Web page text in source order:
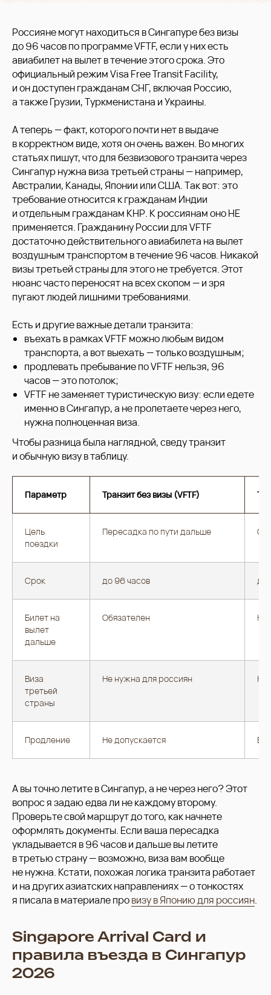
Россияне могут находиться в Сингапуре без визы
до 96 часов по программе VFTF, если у них есть
авиабилет на вылет в течение этого срока. Это
официальный режим Visa Free Transit Facility,
и он доступен гражданам СНГ, включая Россию,
а также Грузии, Туркменистана и Украины.
А теперь — факт, которого почти нет в выдаче
в корректном виде, хотя он очень важен. Во многих
статьях пишут, что для безвизового транзита через
Сингапур нужна виза третьей страны — например,
Австралии, Канады, Японии или США. Так вот: это
требование относится к гражданам Индии
и отдельным гражданам КНР. К россиянам оно НЕ
применяется. Гражданину России для VFTF
достаточно действительного авиабилета на вылет
воздушным транспортом в течение 96 часов. Никакой
визы третьей страны для этого не требуется. Этот
нюанс часто переносят на всех скопом — и зря
пугают людей лишними требованиями.
Есть и другие важные детали транзита:
въехать в рамках VFTF можно любым видом
транспорта, а вот выехать — только воздушным;
продлевать пребывание по VFTF нельзя, 96
часов — это потолок;
VFTF не заменяет туристическую визу: если едете
именно в Сингапур, а не пролетаете через него,
нужна полноценная виза.
Чтобы разница была наглядной, сведу транзит
и обычную визу в таблицу.
Параметр Транзит без визы (VFTF)
Цель
поездки
Пересадка по пути дальше
Срок до 96 часов до
Билет на
вылет
дальше
Обязателен Не
Виза
третьей
страны
Не нужна для россиян Не
Продление Не допускается
А вы точно летите в Сингапур, а не через него? Этот
вопрос я задаю едва ли не каждому второму.
Проверьте свой маршрут до того, как начнете
оформлять документы. Если ваша пересадка
укладывается в 96 часов и дальше вы летите
в третью страну — возможно, виза вам вообще
не нужна. Кстати, похожая логика транзита работает
и на других азиатских направлениях — о тонкостях
я писала в материале провизу в Японию для россиян.
Singapore Arrival Card и
правила въезда в Сингапур
2026